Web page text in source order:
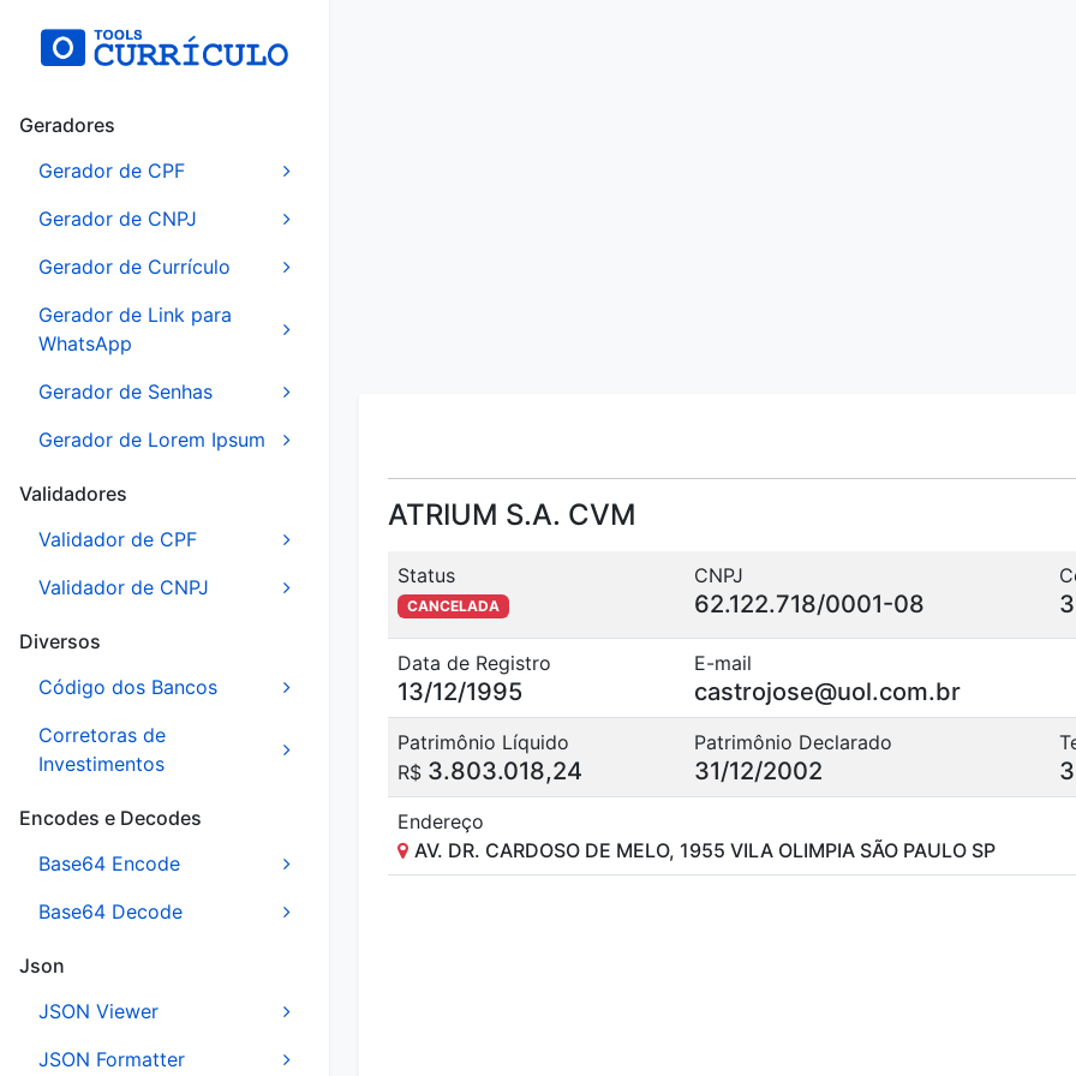
Geradores
Gerador de CPF
Gerador de CNPJ
Gerador de Currículo
Gerador de Link para
WhatsApp
Gerador de Senhas
Gerador de Lorem Ipsum
Validadores
Validador de CPF
Validador de CNPJ
Diversos
Código dos Bancos
Corretoras de
Investimentos
Encodes e Decodes
Base64 Encode
Base64 Decode
Json
JSON Viewer
JSON Formatter
ATRIUM S.A. CVM
Status
CANCELADA
CNPJ
62.122.718/0001-08
Data de Registro
13/12/1995
E-mail
castrojose@uol.com.br
Patrimônio Líquido
R$ 3.803.018,24
Patrimônio Declarado
31/12/2002
Endereço
AV. DR. CARDOSO DE MELO, 1955 VILA OLIMPIA SÃO PAULO SP